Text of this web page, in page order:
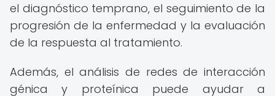
el diagnóstico temprano, el seguimiento de la
progresión de la enfermedad y la evaluación
de la respuesta al tratamiento.
Además, el análisis de redes de interacción
génica y proteínica puede ayudar a